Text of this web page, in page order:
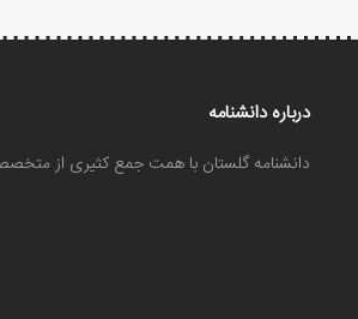
درباره دانشنامه
دانشنامه گلستان با همت جمع کثیری از